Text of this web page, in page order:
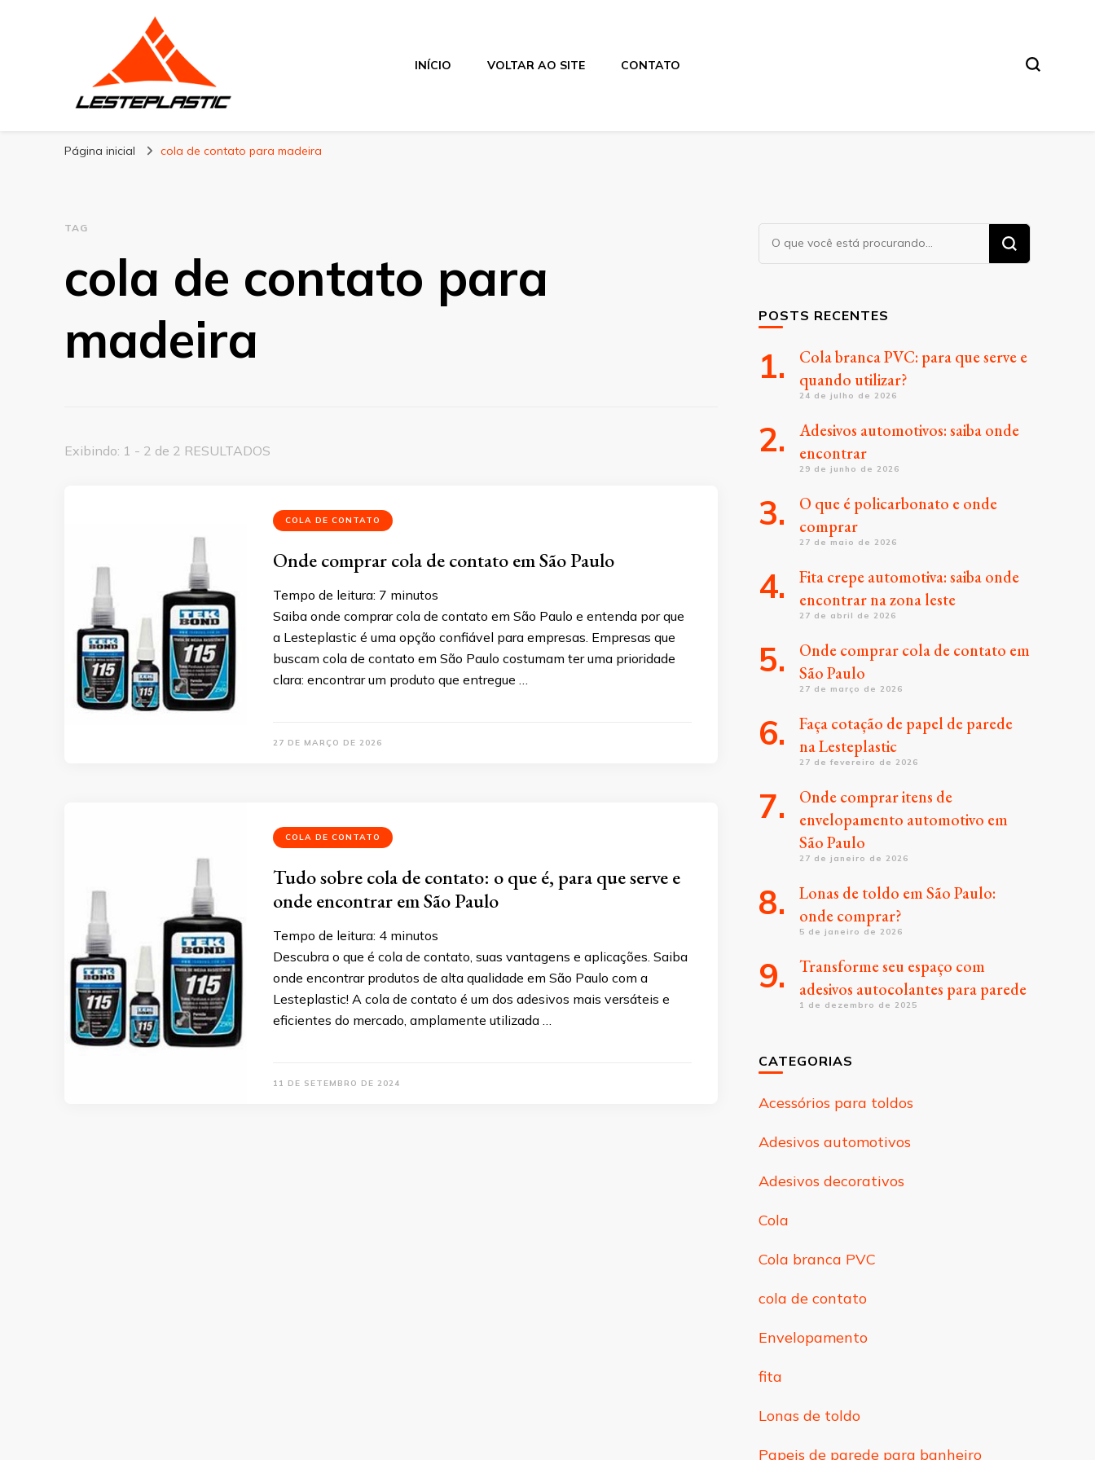
Lesteplastic
INÍCIO VOLTAR AO SITE CONTATO
Página inicial cola de contato para madeira
TAG
cola de contato para
madeira
Exibindo: 1 - 2 de 2 RESULTADOS
COLA DE CONTATO
Onde comprar cola de contato em São Paulo
Tempo de leitura: 7 minutos
Saiba onde comprar cola de contato em São Paulo e entenda por que
a Lesteplastic é uma opção confiável para empresas. Empresas que
buscam cola de contato em São Paulo costumam ter uma prioridade
clara: encontrar um produto que entregue …
27 DE MARÇO DE 2026
COLA DE CONTATO
Tudo sobre cola de contato: o que é, para que serve e
onde encontrar em São Paulo
Tempo de leitura: 4 minutos
Descubra o que é cola de contato, suas vantagens e aplicações. Saiba
onde encontrar produtos de alta qualidade em São Paulo com a
Lesteplastic! A cola de contato é um dos adesivos mais versáteis e
eficientes do mercado, amplamente utilizada …
11 DE SETEMBRO DE 2024
Procurando
algo?
POSTS RECENTES
Cola branca PVC: para que serve e
quando utilizar?
24 de julho de 2026
Adesivos automotivos: saiba onde
encontrar
29 de junho de 2026
O que é policarbonato e onde
comprar
27 de maio de 2026
Fita crepe automotiva: saiba onde
encontrar na zona leste
27 de abril de 2026
Onde comprar cola de contato em
São Paulo
27 de março de 2026
Faça cotação de papel de parede
na Lesteplastic
27 de fevereiro de 2026
Onde comprar itens de
envelopamento automotivo em
São Paulo
27 de janeiro de 2026
Lonas de toldo em São Paulo:
onde comprar?
5 de janeiro de 2026
Transforme seu espaço com
adesivos autocolantes para parede
1 de dezembro de 2025
CATEGORIAS
Acessórios para toldos
Adesivos automotivos
Adesivos decorativos
Cola
Cola branca PVC
cola de contato
Envelopamento
fita
Lonas de toldo
Papeis de parede para banheiro